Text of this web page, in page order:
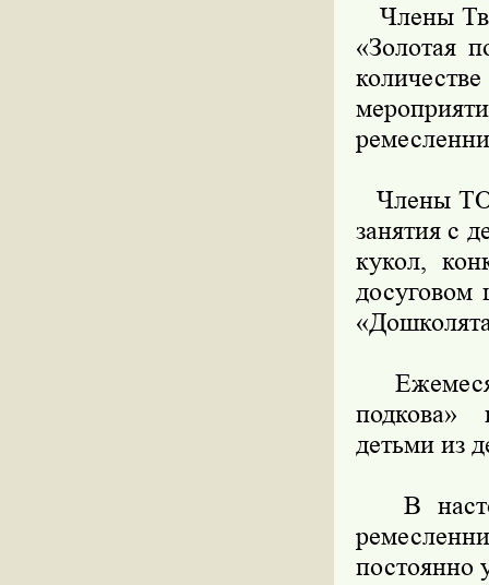
Члены
«Золотая
Члены
занятия с
кукол,
досуговом
подкова»
детьми из
В
постоянно